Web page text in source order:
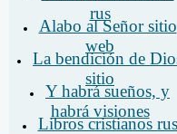
rus
Alabo al Señor sitio
web
La bendición de
sitio
Y habrá sueños, y
habrá visiones
Libros cristianos rus